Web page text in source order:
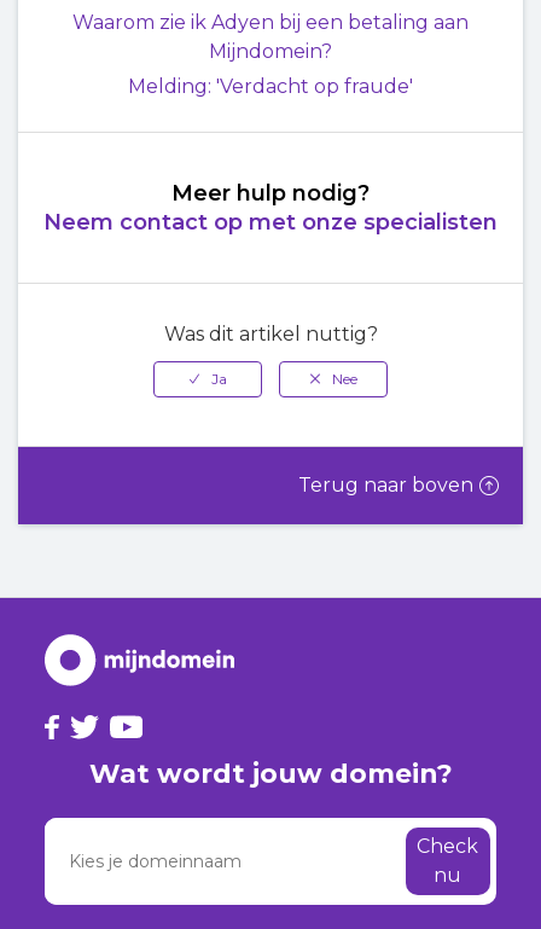
Waarom zie ik Adyen bij een betaling aan
Mijndomein?
Melding: 'Verdacht op fraude'
Meer hulp nodig?
Neem contact op met onze specialisten
Was dit artikel nuttig?
Terug naar boven
Wat wordt jouw domein?
Check
nu